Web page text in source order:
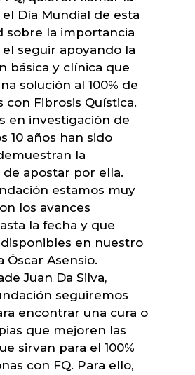
Día Mundial de esta
sobre la importancia
seguir apoyando la
básica y clínica que
solución al 100% de
con Fibrosis Quística.
en investigación de
10 años han sido
la
apostar por ella.
estamos muy
los avances
la fecha y que
en nuestro
Óscar Asensio.
Juan Da Silva,
seguiremos
encontrar una cura o
que mejoren las
sirvan para el 100%
con FQ. Para ello,